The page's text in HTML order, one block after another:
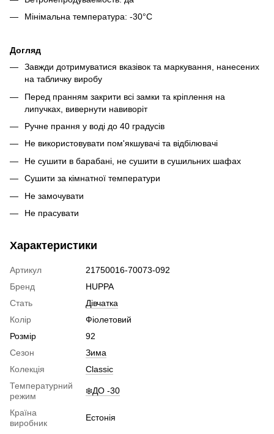
Мінімальна температура: -30°C
Догляд
Завжди дотримуватися вказівок та маркування, нанесених
на табличку виробу
Перед пранням закрити всі замки та кріплення на
липучках, вивернути навиворіт
Ручне прання у воді до 40 градусів
Не використовувати пом'якшувачі та відбілювачі
Не сушити в барабані, не сушити в сушильних шафах
Сушити за кімнатної температури
Не замочувати
Не прасувати
Характеристики
Артикул
21750016-70073-092
Бренд
HUPPA
Стать
Дівчатка
Колір
Фіолетовий
Розмір
92
Сезон
Зима
Колекція
Classic
Температурний
режим
❄️ДО -30
Країна
виробник
Естонія